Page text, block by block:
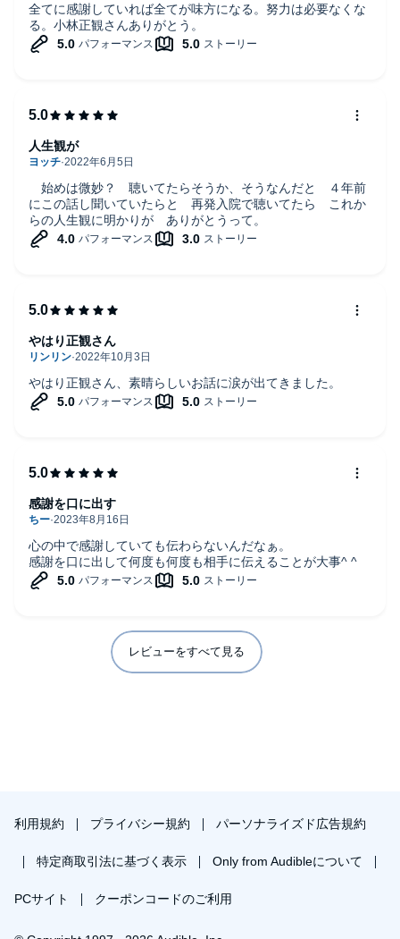
全てに感謝していれば全てが味方になる。努力は必要なくな
る。小林正観さんありがとう。
始めは微妙？ 聴いてたらそうか、そうなんだと ４年前
にこの話し聞いていたらと 再発入院で聴いてたら これか
らの人生観に明かりが ありがとうって。
人生観が
やはり正観さん、素晴らしいお話に涙が出てきました。
やはり正観さん
心の中で感謝していても伝わらないんだなぁ。
感謝を口に出して何度も何度も相手に伝えることが大事^ ^
感謝を口に出す
レビューをすべて見る
利用規約 プライバシー規約 パーソナライズド広告規約
特定商取引法に基づく表示 Only from Audibleについて
PCサイト クーポンコードのご利用